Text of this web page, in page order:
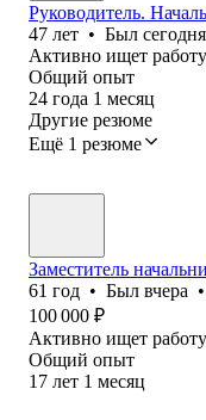
Руководитель.
47 лет • Был сегодня
Активно ищет работу
Общий опыт
24 года 1 месяц
Другие резюме
Ещё 1 резюме
Заместитель
61 год • Был вчера •
100 000 ₽
Активно ищет работу
Общий опыт
17 лет 1 месяц